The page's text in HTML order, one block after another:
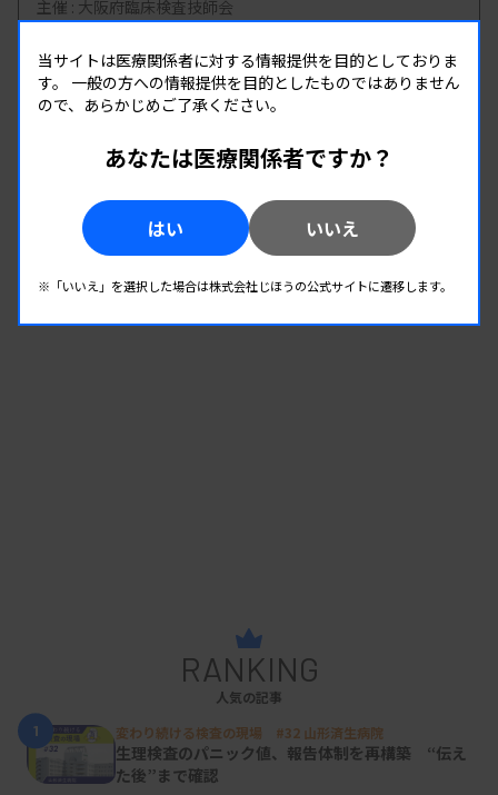
主催 : 大阪府臨床検査技師会
管理運営
08.19（水）-2026.08.19（水）
大分県臨床検査技師会
開催場所 : WEB
管理運営
RANKING
人気の記事
1
変わり続ける検査の現場 #32 山形済生病院
生理検査のパニック値、報告体制を再構築 “伝え
た後”まで確認
当サイトは医療関係者に対する情報提供を目的としておりま
す。 一般の方への情報提供を目的としたものではありません
ので、あらかじめご了承ください。
あなたは医療関係者ですか？
はい いいえ
※「いいえ」を選択した場合は株式会社じほうの公式サイトに遷移します。